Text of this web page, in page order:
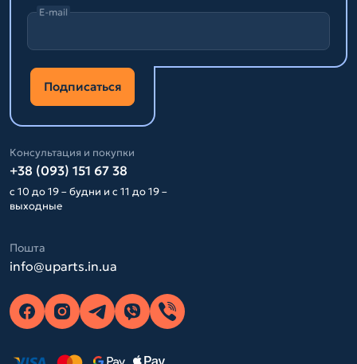
E-mail
Подписаться
Консультация и покупки
+38 (093) 151 67 38
с 10 до 19 – будни и с 11 до 19 –
выходные
Пошта
info@uparts.in.ua